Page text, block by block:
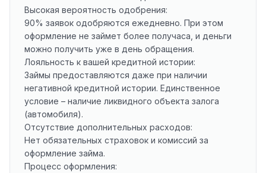
Высокая вероятность одобрения:
90% заявок одобряются ежедневно. При этом
оформление не займет более получаса, и деньги
можно получить уже в день обращения.
Лояльность к вашей кредитной истории:
Займы предоставляются даже при наличии
негативной кредитной истории. Единственное
условие – наличие ликвидного объекта залога
(автомобиля).
Отсутствие дополнительных расходов:
Нет обязательных страховок и комиссий за
оформление займа.
Процесс оформления: